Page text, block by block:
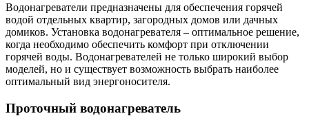
Водонагреватели предназначены для обеспечения горячей
водой отдельных квартир, загородных домов или дачных
домиков. Установка водонагревателя – оптимальное решение,
когда необходимо обеспечить комфорт при отключении
горячей воды. Водонагревателей не только широкий выбор
моделей, но и существует возможность выбрать наиболее
оптимальный вид энергоносителя.
Проточный водонагреватель